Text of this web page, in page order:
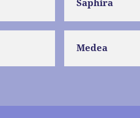
Saphira
Medea